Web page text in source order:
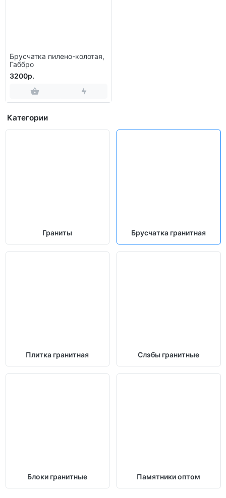
Брусчатка пилено-колотая,
Габбро
3200р.
Категории
Граниты Брусчатка гранитная
Плитка гранитная Слэбы гранитные
Блоки гранитные Памятники оптом